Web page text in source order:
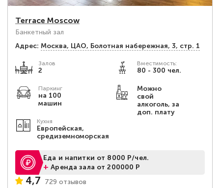
Terrace Moscow
Банкетный зал
Адрес: Москва, ЦАО, Болотная набережная, 3, стр. 1
Залов
2
Вместимость:
80 - 300 чел.
Паркинг
на 100
машин
Можно
свой
алкоголь, за
доп. плату
Кухня
Европейская,
средиземноморская
Еда и напитки от 8000 Р/чел.
+Аренда зала от 200000 Р
4,7 729 отзывов